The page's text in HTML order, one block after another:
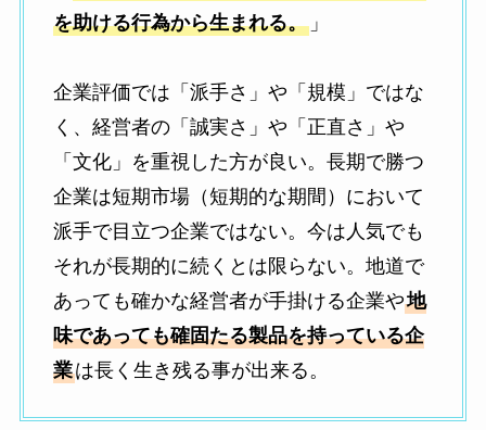
を助ける行為から生まれる。」
企業評価では「派手さ」や「規模」ではな
く、経営者の「誠実さ」や「正直さ」や
「文化」を重視した方が良い。長期で勝つ
企業は短期市場（短期的な期間）において
派手で目立つ企業ではない。今は人気でも
それが長期的に続くとは限らない。地道で
あっても確かな経営者が手掛ける企業や地
味であっても確固たる製品を持っている企
業は長く生き残る事が出来る。